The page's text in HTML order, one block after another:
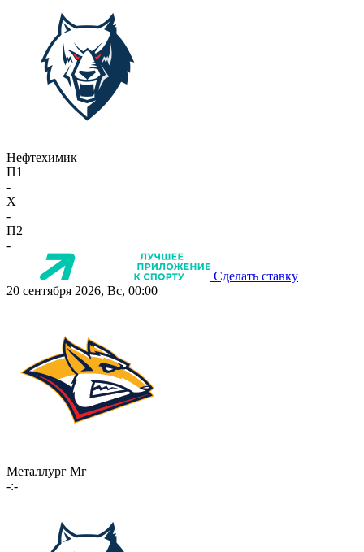
Нефтехимик
П1
-
X
-
П2
-
Сделать ставку
20 сентября 2026, Вс, 00:00
Металлург Мг
-:-